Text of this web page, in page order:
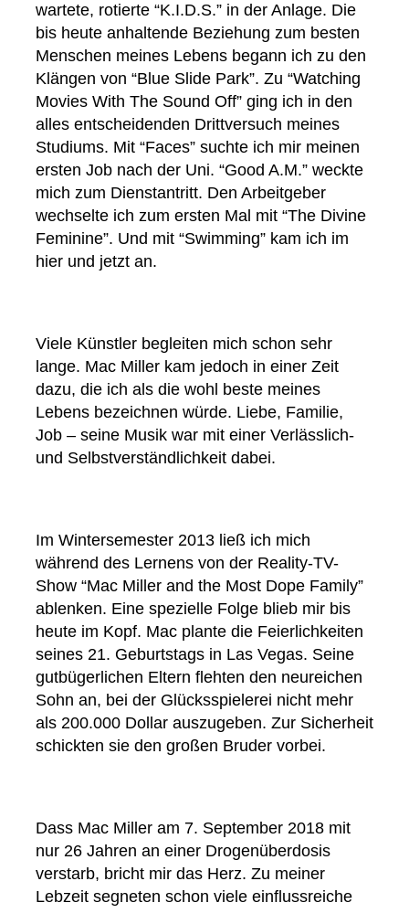
wartete, rotierte “K.I.D.S.” in der Anlage. Die
bis heute anhaltende Beziehung zum besten
Menschen meines Lebens begann ich zu den
Klängen von “Blue Slide Park”. Zu “Watching
Movies With The Sound Off” ging ich in den
alles entscheidenden Drittversuch meines
Studiums. Mit “Faces” suchte ich mir meinen
ersten Job nach der Uni. “Good A.M.” weckte
mich zum Dienstantritt. Den Arbeitgeber
wechselte ich zum ersten Mal mit “The Divine
Feminine”. Und mit “Swimming” kam ich im
hier und jetzt an.
Viele Künstler begleiten mich schon sehr
lange. Mac Miller kam jedoch in einer Zeit
dazu, die ich als die wohl beste meines
Lebens bezeichnen würde. Liebe, Familie,
Job – seine Musik war mit einer Verlässlich-
und Selbstverständlichkeit dabei.
Im Wintersemester 2013 ließ ich mich
während des Lernens von der Reality-TV-
Show “Mac Miller and the Most Dope Family”
ablenken. Eine spezielle Folge blieb mir bis
heute im Kopf. Mac plante die Feierlichkeiten
seines 21. Geburtstags in Las Vegas. Seine
gutbügerlichen Eltern flehten den neureichen
Sohn an, bei der Glücksspielerei nicht mehr
als 200.000 Dollar auszugeben. Zur Sicherheit
schickten sie den großen Bruder vorbei.
Dass Mac Miller am 7. September 2018 mit
nur 26 Jahren an einer Drogenüberdosis
verstarb, bricht mir das Herz. Zu meiner
Lebzeit segneten schon viele einflussreiche